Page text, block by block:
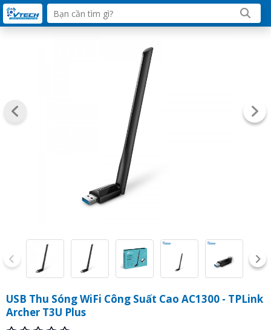
USB Thu Sóng WiFi Công Suất Cao AC1300 - TPLink
Archer T3U Plus